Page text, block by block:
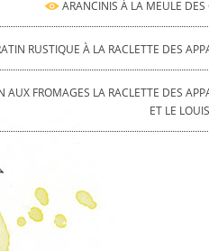
ARANCINIS À LA MEULE
RUSTIQUE À LA RACLETTE DES
AUX FROMAGES LA RACLETTE DES
ET LE